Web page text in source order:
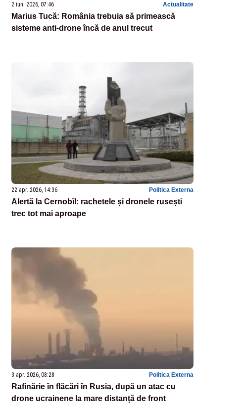
2 iun. 2026, 07:46 Actualitate
Marius Tucă: România trebuia să primească
sisteme anti-drone încă de anul trecut
22 apr. 2026, 14:36 Politica Externa
Alertă la Cernobîl: rachetele și dronele rusești
trec tot mai aproape
3 apr. 2026, 08:28 Politica Externa
Rafinărie în flăcări în Rusia, după un atac cu
drone ucrainene la mare distanță de front